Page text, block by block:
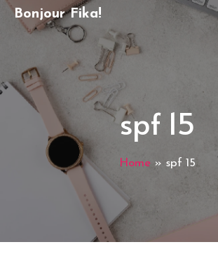
SkipBonjour Fika!
spf 15
Home» spf 15